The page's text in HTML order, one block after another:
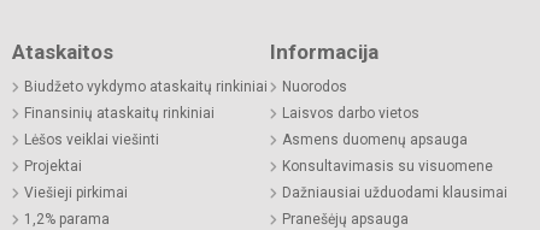
Ataskaitos
Biudžeto vykdymo ataskaitų rinkiniai
Finansinių ataskaitų rinkiniai
Lėšos veiklai viešinti
Projektai
Viešieji pirkimai
1,2% parama
Informacija
Nuorodos
Laisvos darbo vietos
Asmens duomenų apsauga
Konsultavimasis su visuomene
Dažniausiai užduodami klausimai
Pranešėjų apsauga